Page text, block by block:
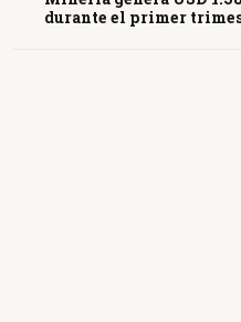
durante el primer